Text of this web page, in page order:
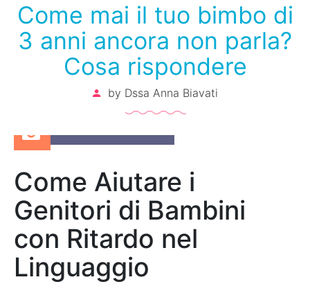
Come mai il tuo bimbo di
3 anni ancora non parla?
Cosa rispondere
by Dssa Anna Biavati
Come Aiutare i
Genitori di Bambini
con Ritardo nel
Linguaggio